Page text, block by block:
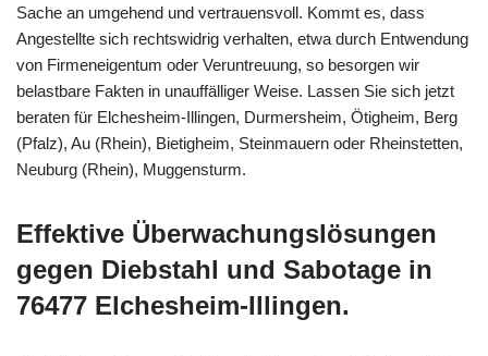
Sache an umgehend und vertrauensvoll. Kommt es, dass
Angestellte sich rechtswidrig verhalten, etwa durch Entwendung
von Firmeneigentum oder Veruntreuung, so besorgen wir
belastbare Fakten in unauffälliger Weise. Lassen Sie sich jetzt
beraten für Elchesheim-Illingen, Durmersheim, Ötigheim, Berg
(Pfalz), Au (Rhein), Bietigheim, Steinmauern oder Rheinstetten,
Neuburg (Rhein), Muggensturm.
Effektive Überwachungslösungen
gegen Diebstahl und Sabotage in
76477 Elchesheim-Illingen.